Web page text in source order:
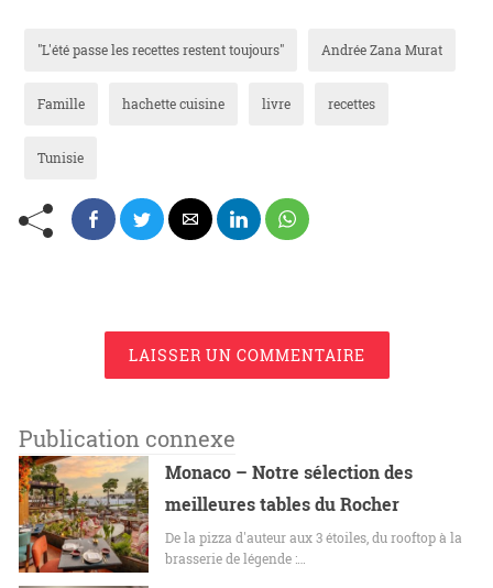
"L'été passe les recettes restent toujours" Andrée Zana Murat
Famille hachette cuisine livre recettes
Tunisie
LAISSER UN COMMENTAIRE
Publication connexe
Monaco – Notre sélection des
meilleures tables du Rocher
De la pizza d'auteur aux 3 étoiles, du rooftop à la
brasserie de légende :…